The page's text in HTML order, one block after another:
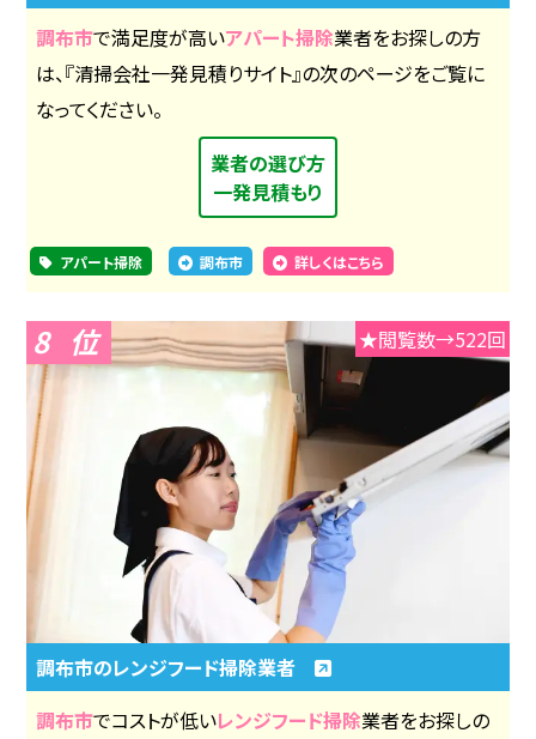
調布市で満足度が高いアパート掃除業者をお探しの方
は、『清掃会社一発見積りサイト』の次のページをご覧に
なってください。
業者の選び方
一発見積もり
アパート掃除 調布市 詳しくはこちら
8 ★閲覧数→522回
調布市のレンジフード掃除業者
調布市でコストが低いレンジフード掃除業者をお探しの